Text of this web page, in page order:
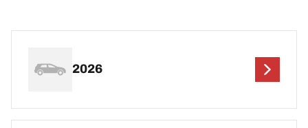
2026